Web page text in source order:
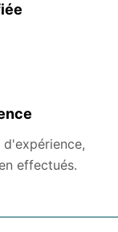
d'expérience,
effectués.